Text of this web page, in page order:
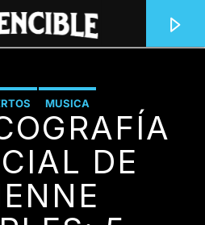
RADIO
INVENCIBLES
MUSICA
DE